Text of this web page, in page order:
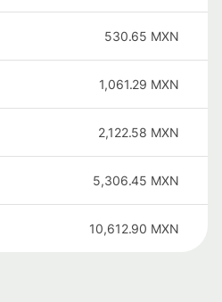
530.65 MXN
1,061.29 MXN
2,122.58 MXN
5,306.45 MXN
10,612.90 MXN